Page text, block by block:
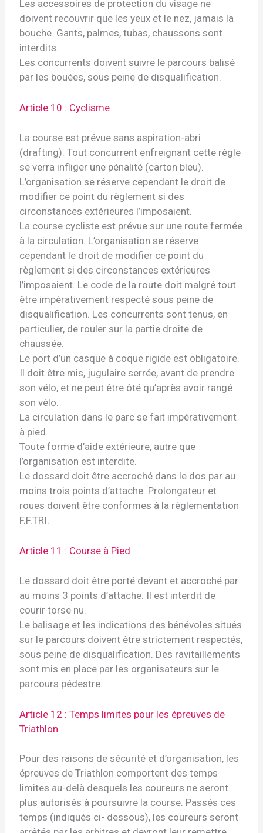
Les accessoires de protection du visage ne
doivent recouvrir que les yeux et le nez, jamais la
bouche. Gants, palmes, tubas, chaussons sont
interdits.
Les concurrents doivent suivre le parcours balisé
par les bouées, sous peine de disqualification.
Article 10 : Cyclisme
La course est prévue sans aspiration-abri
(drafting). Tout concurrent enfreignant cette règle
se verra infliger une pénalité (carton bleu).
L’organisation se réserve cependant le droit de
modifier ce point du règlement si des
circonstances extérieures l’imposaient.
La course cycliste est prévue sur une route fermée
à la circulation. L’organisation se réserve
cependant le droit de modifier ce point du
règlement si des circonstances extérieures
l’imposaient. Le code de la route doit malgré tout
être impérativement respecté sous peine de
disqualification. Les concurrents sont tenus, en
particulier, de rouler sur la partie droite de
chaussée.
Le port d’un casque à coque rigide est obligatoire.
Il doit être mis, jugulaire serrée, avant de prendre
son vélo, et ne peut être ôté qu’après avoir rangé
son vélo.
La circulation dans le parc se fait impérativement
à pied.
Toute forme d’aide extérieure, autre que
l’organisation est interdite.
Le dossard doit être accroché dans le dos par au
moins trois points d’attache. Prolongateur et
roues doivent être conformes à la réglementation
F.F.TRI.
Article 11 : Course à Pied
Le dossard doit être porté devant et accroché par
au moins 3 points d’attache. Il est interdit de
courir torse nu.
Le balisage et les indications des bénévoles situés
sur le parcours doivent être strictement respectés,
sous peine de disqualification. Des ravitaillements
sont mis en place par les organisateurs sur le
parcours pédestre.
Article 12 : Temps limites pour les épreuves de
Triathlon
Pour des raisons de sécurité et d’organisation, les
épreuves de Triathlon comportent des temps
limites au-delà desquels les coureurs ne seront
plus autorisés à poursuivre la course. Passés ces
temps (indiqués ci- dessous), les coureurs seront